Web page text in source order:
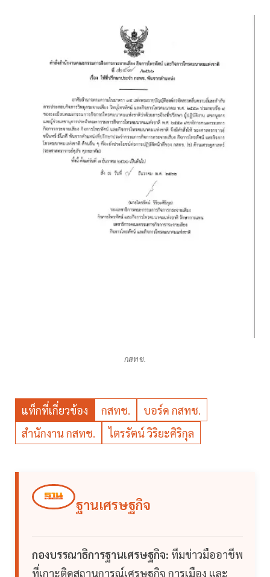
กสทช.
แท็กที่เกี่ยวข้อง กสทช.
บอร์ด กสทช.
สำนักงาน กสทช.
ไตรรัตน์ วิริยะศิริกุล
ฐานเศรษฐกิจ
กองบรรณาธิการฐานเศรษฐกิจ: ทีมข่าวมืออาชีพ
ที่เกาะติดสถานการณ์เศรษฐกิจ การเมือง และ